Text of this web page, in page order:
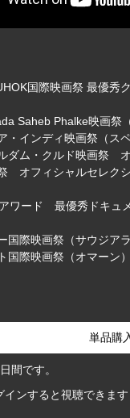
国際映画祭 最優秀
Saheb Phalke映画祭
インディ映画祭（ス
ダム・クルド映画祭
オフィシャルセレク
ワード 最優秀ドキュ
際映画祭（サウジアラ
際映画祭（オマーン）
単品購
間です。
インすると視聴できます